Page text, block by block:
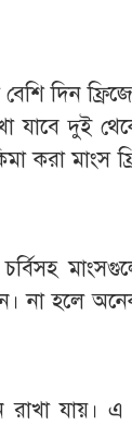
দিন
যাবে দুই
করা মাংস
চর্বিসহ
না হলে
যায়। এ